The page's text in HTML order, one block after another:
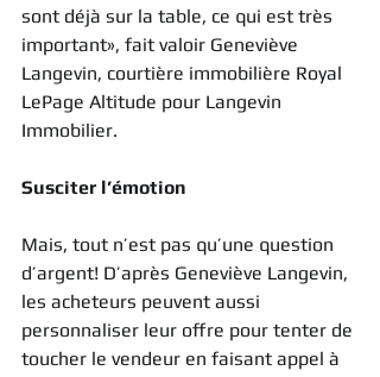
sont déjà sur la table, ce qui est très
important», fait valoir Geneviève
Langevin, courtière immobilière Royal
LePage Altitude pour Langevin
Immobilier.
Susciter l’émotion
Mais, tout n’est pas qu’une question
d’argent! D’après Geneviève Langevin,
les acheteurs peuvent aussi
personnaliser leur offre pour tenter de
toucher le vendeur en faisant appel à